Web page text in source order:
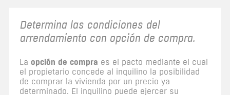
Determina las condiciones del
arrendamiento con opción de compra.
Laopción de compra es el pacto mediante el cual
el propietario concede al inquilino la posibilidad
de comprar la vivienda por un precio ya
determinado. El inquilino puede ejercer su